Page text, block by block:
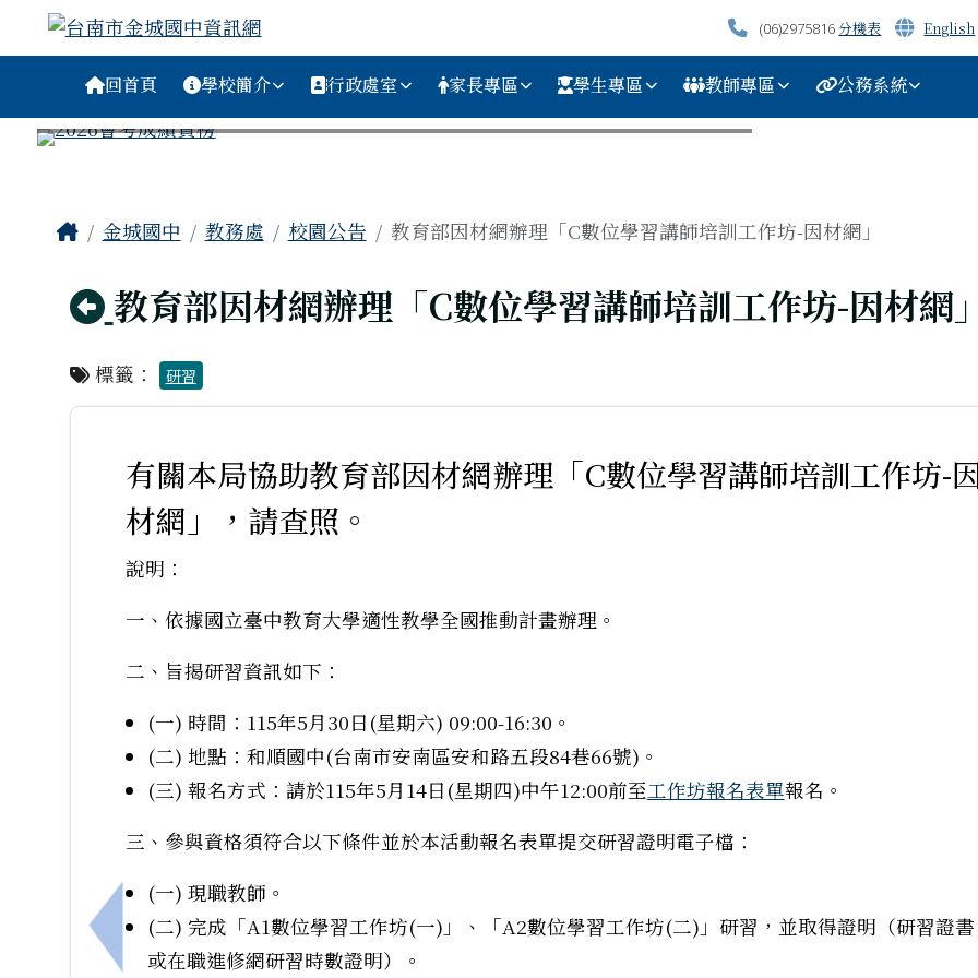
跳至主內容區
台南市金城國中資訊網 (06)2975816分機表 English
導覽列回首頁 學校簡介 行政處室 家長專區 學生專區 教師專區 公務系統
主內容區域
Home金城國中 教務處 校園公告 教育部因材網辦理「C數位學習講師培訓工作坊-因材網」
回上頁
教育部因材網辦理「C數位學習講師培訓工作坊-因材網」
標籤： 研習
上一筆：國立清華大學辦理「115年度本土語教學實習輔導員增能研習工作坊」資訊
有關本局協助教育部因材網辦理「C數位學習講師培訓工作坊-
材網」，請查照。
說明：
一、依據國立臺中教育大學適性教學全國推動計畫辦理。
二、旨揭研習資訊如下：
(一) 時間：115年5月30日(星期六) 09:00-16:30。
(二) 地點：和順國中(台南市安南區安和路五段84巷66號)。
(三) 報名方式：請於115年5月14日(星期四)中午12:00前至工作坊報名表單報名。
三、參與資格須符合以下條件並於本活動報名表單提交研習證明電子檔：
(一) 現職教師。
(二) 完成「A1數位學習工作坊(一)」、「A2數位學習工作坊(二)」研習，並取得證明（研習證書
或在職進修網研習時數證明）。
頁尾區域